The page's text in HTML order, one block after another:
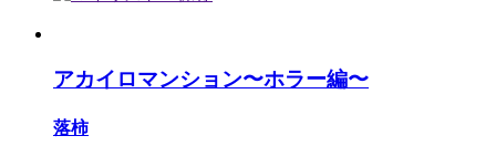
アカイロマンション〜ホラー編〜
落柿